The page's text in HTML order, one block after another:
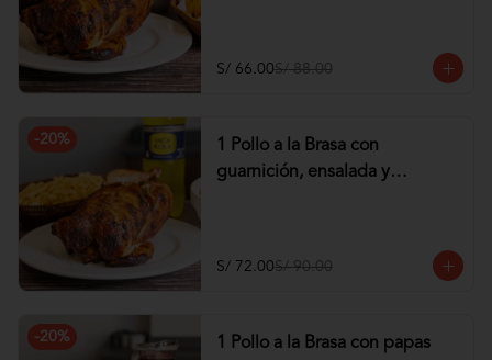
S/ 66.00S/ 88.00
-20%
1 Pollo a la Brasa con
guarnición, ensalada y
S/ 72.00S/ 90.00
-20%
1 Pollo a la Brasa con papas